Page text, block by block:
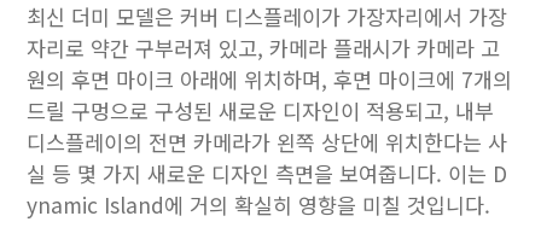
최신 더미 모델은 커버 디스플레이가 가장자리에서 가장
자리로 약간 구부러져 있고, 카메라 플래시가 카메라 고
원의 후면 마이크 아래에 위치하며, 후면 마이크에 7개의
드릴 구멍으로 구성된 새로운 디자인이 적용되고, 내부
디스플레이의 전면 카메라가 왼쪽 상단에 위치한다는 사
실 등 몇 가지 새로운 디자인 측면을 보여줍니다. 이는 D
ynamic Island에 거의 확실히 영향을 미칠 것입니다.